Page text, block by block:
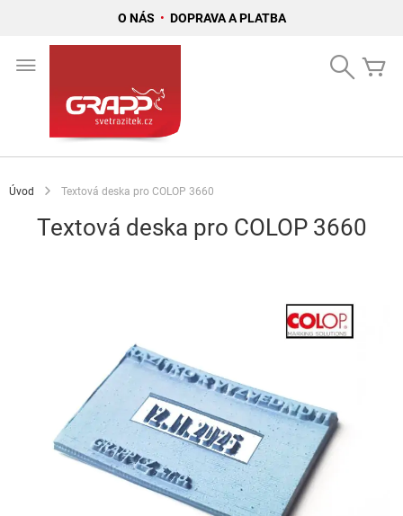
O NÁS • DOPRAVA A PLATBA
Search
Úvod Textová deska pro COLOP 3660
Textová deska pro COLOP 3660